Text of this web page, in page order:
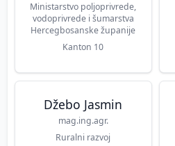
Ministarstvo poljoprivrede,
vodoprivrede i šumarstva
Hercegbosanske županije
Kanton 10
Džebo Jasmin
mag.ing.agr.
Ruralni razvoj